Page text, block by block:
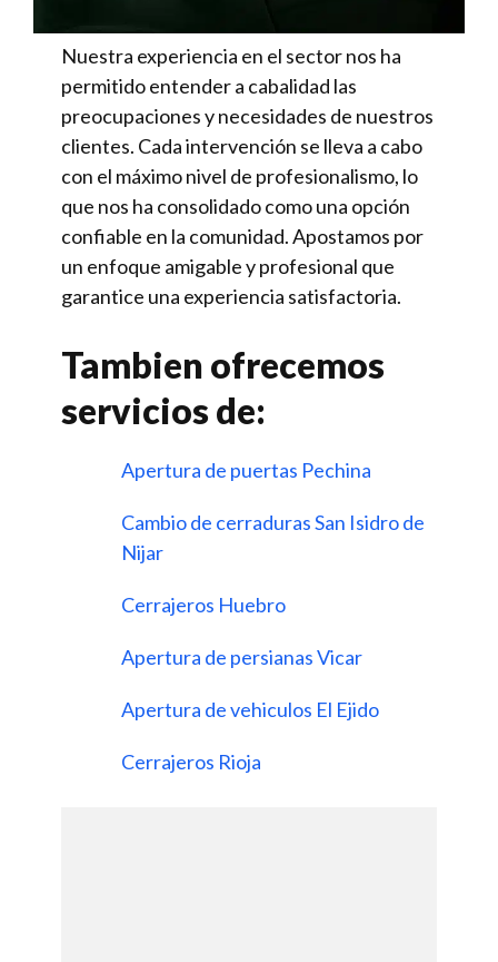
Nuestra experiencia en el sector nos ha
permitido entender a cabalidad las
preocupaciones y necesidades de nuestros
clientes. Cada intervención se lleva a cabo
con el máximo nivel de profesionalismo, lo
que nos ha consolidado como una opción
confiable en la comunidad. Apostamos por
un enfoque amigable y profesional que
garantice una experiencia satisfactoria.
Tambien ofrecemos
servicios de:
Apertura de puertas Pechina
Cambio de cerraduras San Isidro de
Nijar
Cerrajeros Huebro
Apertura de persianas Vicar
Apertura de vehiculos El Ejido
Cerrajeros Rioja